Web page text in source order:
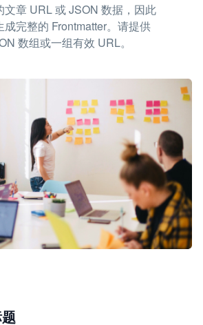
章 URL 或 JSON 数据，因此
完整的 Frontmatter。请提供
数组或一组有效 URL。